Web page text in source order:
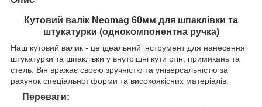
Кутовий валік Neomag 60мм для шпаклівки та
штукатурки (однокомпонентна ручка)
Наш кутовий валик - це ідеальний інструмент для нанесення
штукатурки та шпаклівки у внутрішні кути стін, примикань та
стель. Він вражає своєю зручністю та універсальністю за
рахунок спеціальної форми та високоякісних матеріалів.
Переваги: